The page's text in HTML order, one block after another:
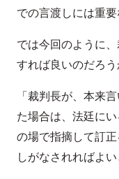
での言渡しには重要
では今回のように
すれば良いのだろう
「裁判長が、本来
た場合は、法廷に
の場で指摘して訂
しがなされればよい